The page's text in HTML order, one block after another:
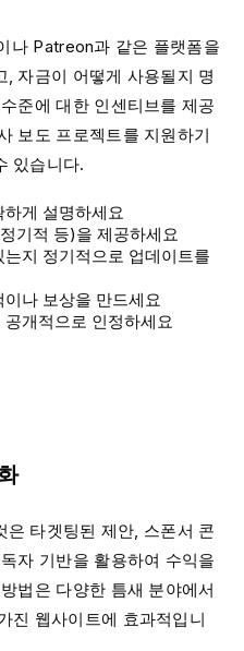
나 Patreon과 같은 플랫폼을
, 자금이 어떻게 사용될지 명
준에 대한 인센티브를 제공
보도 프로젝트를 지원하기
있습니다.
하게 설명하세요
기적 등)을 제공하세요
는지 정기적으로 업데이트를
이나 보상을 만드세요
공개적으로 인정하세요
은 타겟팅된 제안, 스폰서 콘
자 기반을 활용하여 수익을
법은 다양한 틈새 분야에서
진 웹사이트에 효과적입니